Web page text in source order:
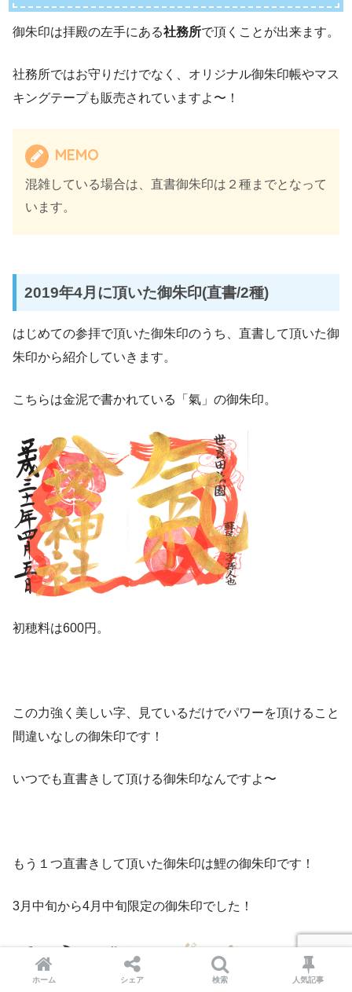
御朱印は拝殿の左手にある社務所で頂くことが出来ます。
社務所ではお守りだけでなく、オリジナル御朱印帳やマス
キングテープも販売されていますよ〜！
MEMO
混雑している場合は、直書御朱印は２種までとなって
います。
2019年4月に頂いた御朱印(直書/2種)
はじめての参拝で頂いた御朱印のうち、直書して頂いた御
朱印から紹介していきます。
こちらは金泥で書かれている「氣」の御朱印。
初穂料は600円。
この力強く美しい字、見ているだけでパワーを頂けること
間違いなしの御朱印です！
いつでも直書きして頂ける御朱印なんですよ〜
もう１つ直書きして頂いた御朱印は鯉の御朱印です！
3月中旬から4月中旬限定の御朱印でした！
ホーム シェア 検索 人気記事